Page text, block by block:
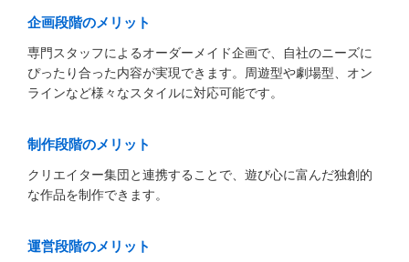
企画段階のメリット
専門スタッフによるオーダーメイド企画で、自社のニーズに
ぴったり合った内容が実現できます。周遊型や劇場型、オン
ラインなど様々なスタイルに対応可能です。
制作段階のメリット
クリエイター集団と連携することで、遊び心に富んだ独創的
な作品を制作できます。
運営段階のメリット